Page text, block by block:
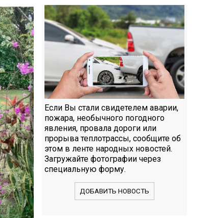
Если Вы стали свидетелем аварии,
пожара, необычного погодного
явления, провала дороги или
прорыва теплотрассы, сообщите об
этом в ленте народных новостей.
Загружайте фотографии через
специальную форму.
ДОБАВИТЬ НОВОСТЬ